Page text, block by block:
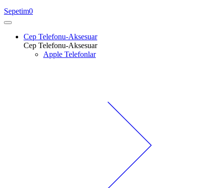
Sepetim0
Cep Telefonu-Aksesuar
Cep Telefonu-Aksesuar
Apple Telefonlar